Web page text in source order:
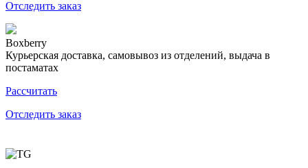
Отследить заказ
Boxberry
Курьерская доставка, самовывоз из отделений, выдача в
постаматах
Рассчитать
Отследить заказ